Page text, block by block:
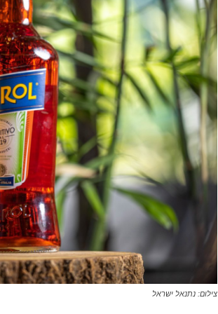
צילום: נתנאל ישראל